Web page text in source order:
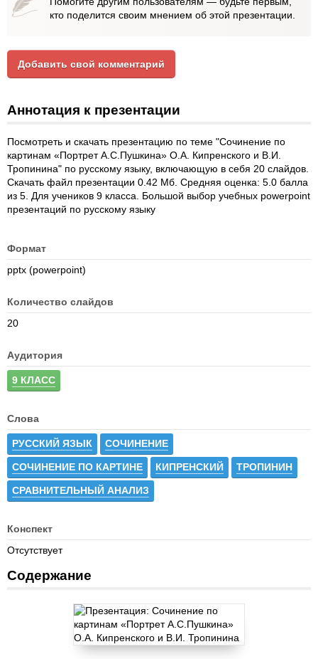
кто поделится своим мнением об этой презентации.
Добавить свой комментарий
Аннотация к презентации
Посмотреть и скачать презентацию по теме "Сочинение по
картинам «Портрет А.С.Пушкина» О.А. Кипренского и В.И.
Тропинина" по русскому языку, включающую в себя 20 слайдов.
Скачать файл презентации 0.42 Мб. Средняя оценка: 5.0 балла
из 5. Для учеников 9 класса. Большой выбор учебных powerpoint
презентаций по русскому языку
Формат
pptx (powerpoint)
Количество слайдов
20
Аудитория
9 КЛАСС
Слова
РУССКИЙ ЯЗЫК СОЧИНЕНИЕ
СОЧИНЕНИЕ ПО КАРТИНЕ КИПРЕНСКИЙ ТРОПИНИН
СРАВНИТЕЛЬНЫЙ АНАЛИЗ
Конспект
Отсутствует
Содержание